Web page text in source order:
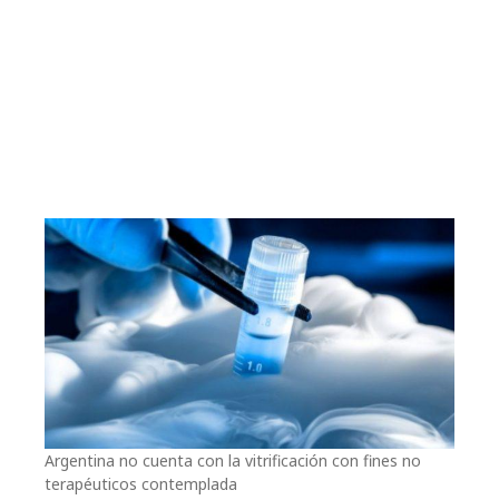
Argentina no cuenta con la vitrificación con fines no
terapéuticos contemplada